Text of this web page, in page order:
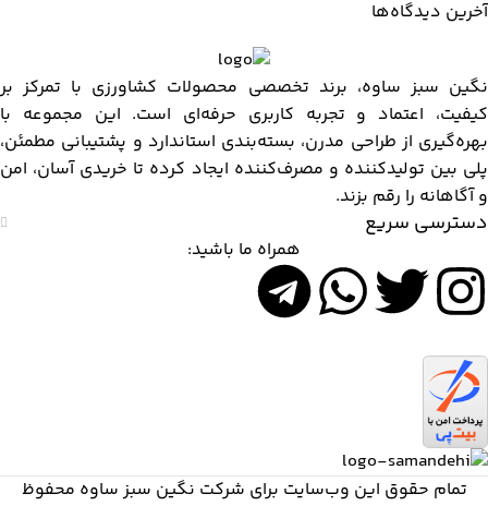
آخرین دیدگاه‌ها
نگین سبز ساوه، برند تخصصی محصولات کشاورزی با تمرکز بر
کیفیت، اعتماد و تجربه کاربری حرفه‌ای است. این مجموعه با
بهره‌گیری از طراحی مدرن، بسته‌بندی استاندارد و پشتیبانی مطمئن،
پلی بین تولیدکننده و مصرف‌کننده ایجاد کرده تا خریدی آسان، امن
و آگاهانه را رقم بزند.
دسترسی سریع
همراه ما باشید:
تمام حقوق اين وب‌سايت برای شرکت نگین سبز ساوه محفوظ